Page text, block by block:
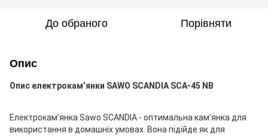
До обраного Порівняти
Опис
Опис електрокам’янки SAWO SCANDIA SCA-45 NB
Електрокам’янка Sawo SCANDIA - оптимальна кам’янка для
використання в домашніх умовах. Вона підійде як для